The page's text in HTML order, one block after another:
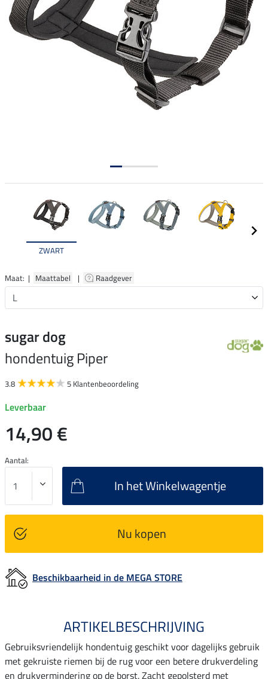
ZWART
Maat: | Maattabel | Raadgever
sugar dog
hondentuig Piper
3.8 5 Klantenbeoordeling
Leverbaar
14,90 €
Aantal:
In het Winkelwagentje
Nu kopen
Beschikbaarheid in de MEGA STORE
ARTIKELBESCHRIJVING
Gebruiksvriendelijk hondentuig geschikt voor dagelijks gebruik
met gekruiste riemen bij de rug voor een betere drukverdeling
en drukvermindering op de borst. Zacht gepolsterd met